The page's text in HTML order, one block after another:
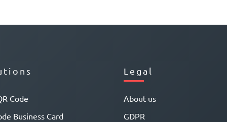
Code
Business Card
Legal
About us
GDPR